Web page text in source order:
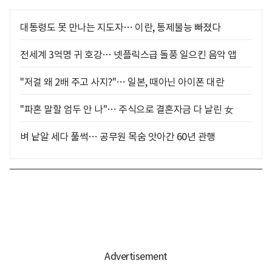
대통령도 못 만나는 지도자… 이란, 통제불능 빠졌다
전세계 3억명 귀 호강… 넷플릭스급 돌풍 일으킨 음악 앱
"저걸 왜 2배 주고 사지?"… 일본, 때아닌 아이폰 대란
"파혼 말할 엄두 안 나"… 주식으로 결혼자금 다 날린 女
벼 낱알 세다 풀썩… 공무원 목숨 앗아간 60년 관행